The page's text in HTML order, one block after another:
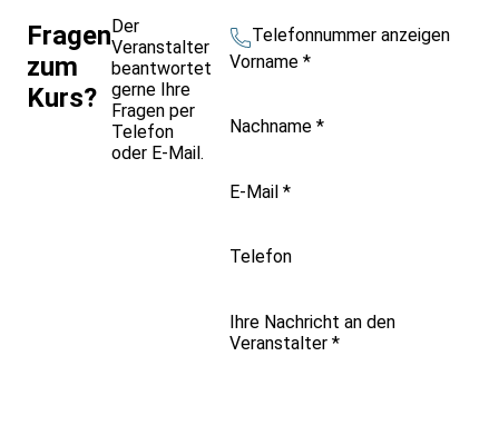
Fragen
zum
Kurs?
Der
Veranstalter
beantwortet
gerne Ihre
Fragen per
Telefon
oder E-Mail.
Telefonnummer anzeigen
Vorname *
Nachname *
E-Mail *
Telefon
Ihre Nachricht an den
Veranstalter *